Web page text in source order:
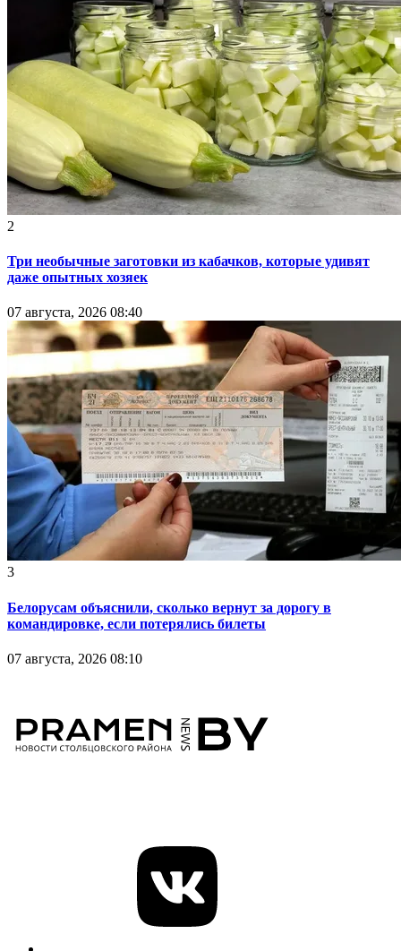
2
Три необычные заготовки из кабачков, которые удивят
даже опытных хозяек
07 августа, 2026 08:40
3
Белорусам объяснили, сколько вернут за дорогу в
командировке, если потерялись билеты
07 августа, 2026 08:10